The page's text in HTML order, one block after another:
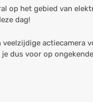
op het gebied van
dag!
actiecamera
dus voor op ongekende